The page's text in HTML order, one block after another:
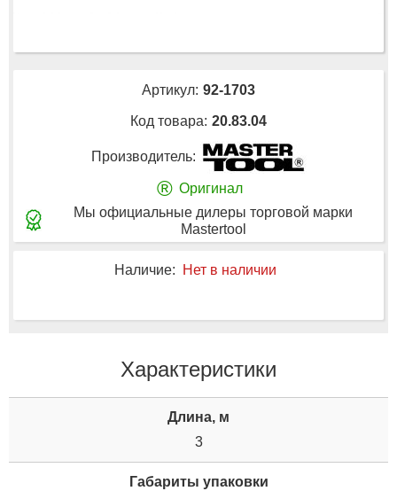
Артикул: 92-1703
Код товара: 20.83.04
Производитель:
® Оригинал
Мы официальные дилеры торговой марки
Mastertool
Наличие: Нет в наличии
Характеристики
Длина, м
3
Габариты упаковки